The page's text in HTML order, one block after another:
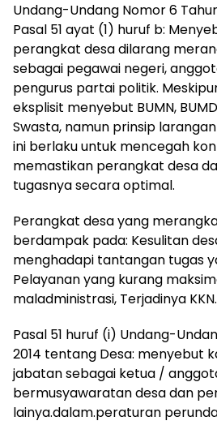
Undang-Undang Nomor 6
Pasal 51 ayat (1) huruf b:
perangkat desa dilarang
sebagai pegawai negeri,
pengurus partai politik.
eksplisit menyebut BUMN,
Swasta, namun prinsip
ini berlaku untuk mencegah
memastikan perangkat desa
tugasnya secara optimal.
Perangkat desa yang
berdampak pada: Kesulitan
menghadapi tantangan tugas
Pelayanan yang kurang
maladministrasi, Terjadinya KKN.
Pasal 51 huruf (i) Undang-
2014 tentang Desa: menyebut
jabatan sebagai ketua /
bermusyawaratan desa dan
lainya.dalam.peraturan